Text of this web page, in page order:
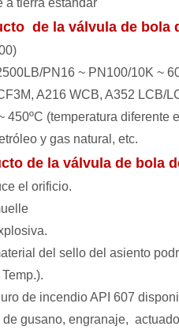
a tierra estándar
de la válvula de bola
PN16 ~ PN100/10K ~
A216 WCB, A352 LCB/
450ºC (temperatura diferente
y gas natural, etc.
de la válvula de bola
el orificio.
del sello del asiento
de incendio API 607
gusano, engranaje,